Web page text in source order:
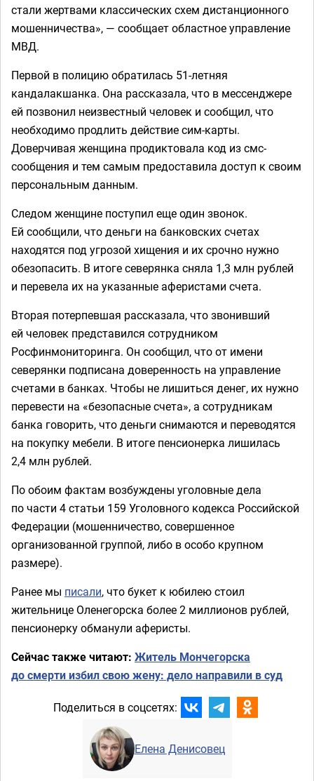
стали жертвами классических схем дистанционного
мошенничества», — сообщает областное управление
МВД.
Первой в полицию обратилась 51-летняя
кандалакшанка. Она рассказала, что в мессенджере
ей позвонил неизвестный человек и сообщил, что
необходимо продлить действие сим-карты.
Доверчивая женщина продиктовала код из смс-
сообщения и тем самым предоставила доступ к своим
персональным данным.
Следом женщине поступил еще один звонок.
Ей сообщили, что деньги на банковских счетах
находятся под угрозой хищения и их срочно нужно
обезопасить. В итоге северянка сняла 1,3 млн рублей
и перевела их на указанные аферистами счета.
Вторая потерпевшая рассказала, что звонивший
ей человек представился сотрудником
Росфинмониторинга. Он сообщил, что от имени
северянки подписана доверенность на управление
счетами в банках. Чтобы не лишиться денег, их нужно
перевести на «безопасные счета», а сотрудникам
банка говорить, что деньги снимаются и переводятся
на покупку мебели. В итоге пенсионерка лишилась
2,4 млн рублей.
По обоим фактам возбуждены уголовные дела
по части 4 статьи 159 Уголовного кодекса Российской
Федерации (мошенничество, совершенное
организованной группой, либо в особо крупном
размере).
Ранее мы писали, что букет к юбилею стоил
жительнице Оленегорска более 2 миллионов рублей,
пенсионерку обманули аферисты.
Сейчас также читают: Житель Мончегорска
до смерти избил свою жену: дело направили в суд
Поделиться в соцсетях:
Елена Денисовец